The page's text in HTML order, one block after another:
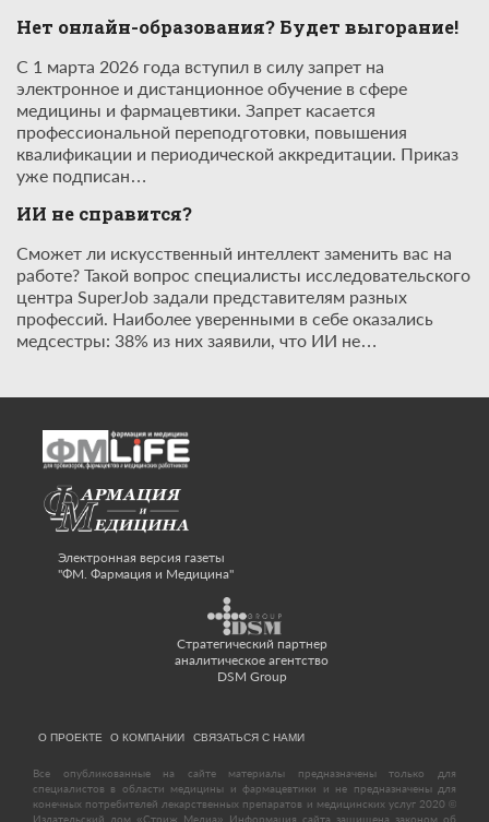
Нет онлайн-образования? Будет выгорание!
С 1 марта 2026 года вступил в силу запрет на
электронное и дистанционное обучение в сфере
медицины и фармацевтики. Запрет касается
профессиональной переподготовки, повышения
квалификации и периодической аккредитации. Приказ
уже подписан…
ИИ не справится?
Сможет ли искусственный интеллект заменить вас на
работе? Такой вопрос специалисты исследовательского
центра SuperJob задали представителям разных
профессий. Наиболее уверенными в себе оказались
медсестры: 38% из них заявили, что ИИ не…